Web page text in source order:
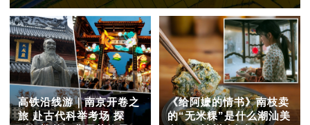
高铁沿线游｜南京开卷之
旅 赴古代科举考场 探
《给阿嬷的情书》南枝卖
的“无米粿”是什么潮汕美